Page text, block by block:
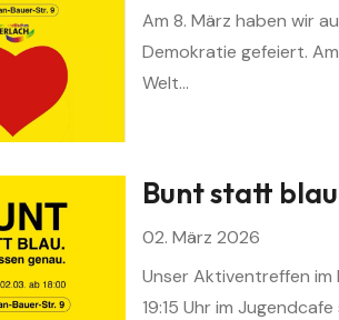
Am 8. März haben wir
Demokratie gefeiert.
Welt…
Bunt statt blau
02. März 2026
Unser Aktiventreffen
19:15 Uhr im